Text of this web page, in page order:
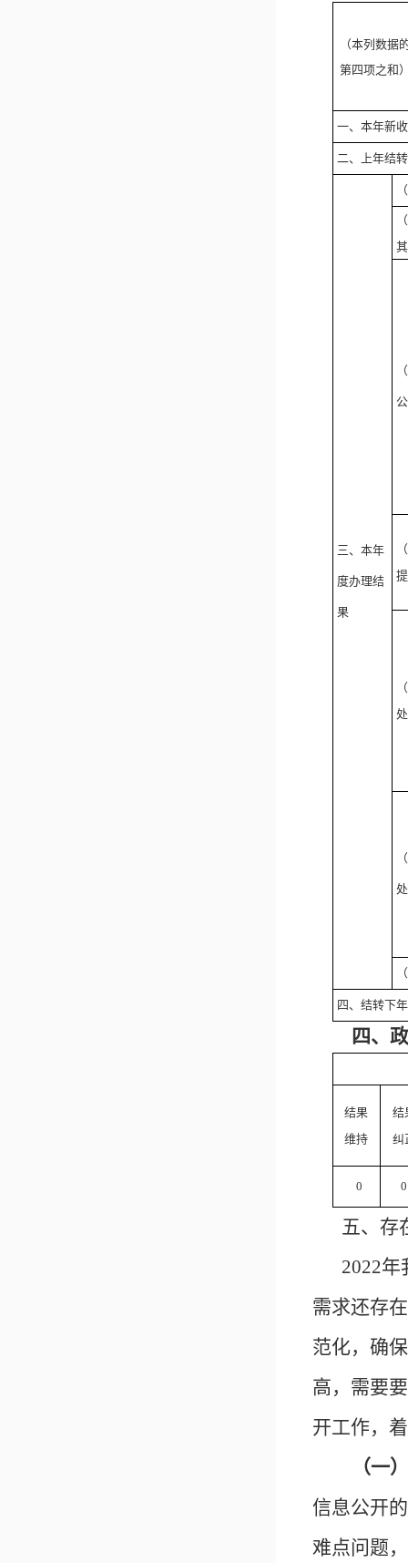
（本列数据
第四项之和
一、本年新
二、上年结
三、本年
度办理结
果
四、结转下
四、
结果
维持
结
纠
0 0
五、存
2022年
需求还存
范化，确
高， 需要
开工作，
（一）
信息公开
难点问题，